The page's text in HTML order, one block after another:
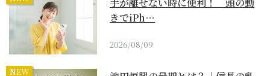
手が離せない時に便利！ 頭の動
きでiPh…
2026/08/09
NEW